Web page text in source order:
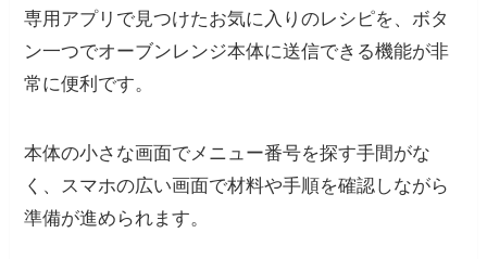
専用アプリで見つけたお気に入りのレシピを、ボタ
ン一つでオーブンレンジ本体に送信できる機能が非
常に便利です。
本体の小さな画面でメニュー番号を探す手間がな
く、スマホの広い画面で材料や手順を確認しながら
準備が進められます。